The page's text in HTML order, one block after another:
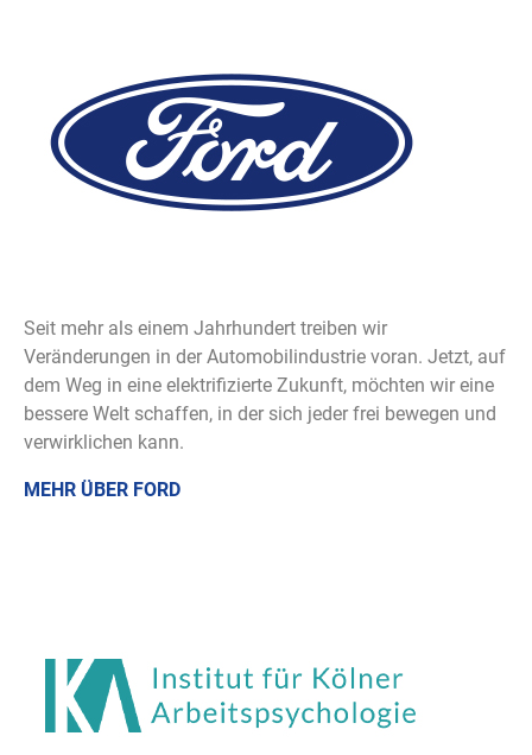
Seit mehr als einem Jahrhundert treiben wir
Veränderungen in der Automobilindustrie voran. Jetzt, auf
dem Weg in eine elektrifizierte Zukunft, möchten wir eine
bessere Welt schaffen, in der sich jeder frei bewegen und
verwirklichen kann.
MEHR ÜBER FORD